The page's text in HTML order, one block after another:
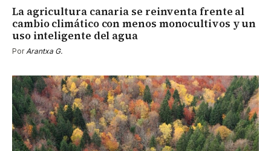
La agricultura canaria se reinventa frente al
cambio climático con menos monocultivos y un
uso inteligente del agua
Por Arantxa G.